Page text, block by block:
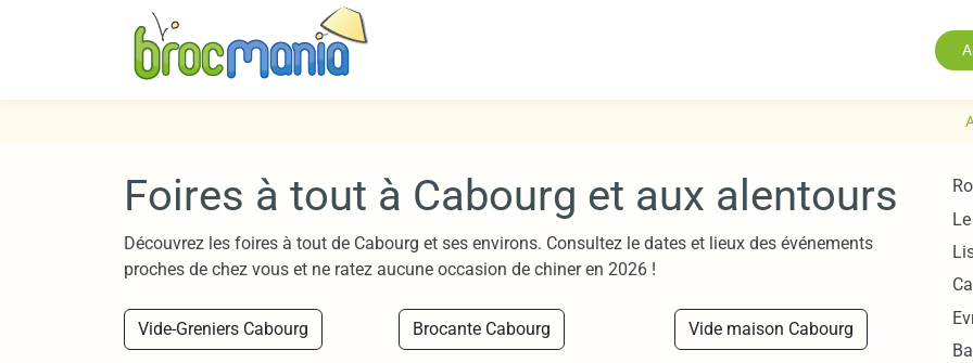
Foires à tout à Cabourg et aux alentours
Découvrez les foires à tout de Cabourg et ses environs. Consultez le dates et lieux des événements
proches de chez vous et ne ratez aucune occasion de chiner en 2026 !
Vide-Greniers Cabourg Brocante Cabourg Vide maison Cabourg